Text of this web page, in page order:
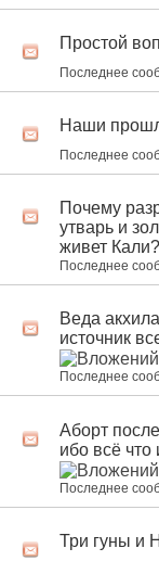
Простой
Последнее
Наши
Последнее
Почему
утварь и
живет Кали?
Последнее
Веда
источник
Последнее
Аборт
ибо всё что
Последнее
Три гуны и